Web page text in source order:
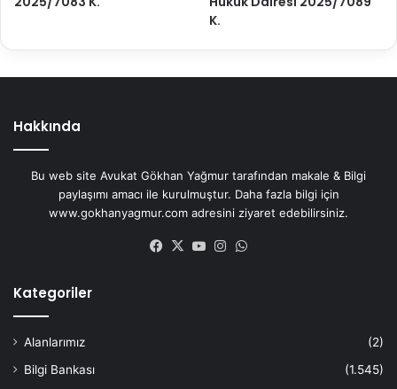
K.
Hakkında
Bu web site Avukat Gökhan Yağmur tarafından makale & Bilgi
paylaşımı amacı ile kurulmuştur. Daha fazla bilgi için
www.gokhanyagmur.com adresini ziyaret edebilirsiniz.
Facebook
X YouTubeInstagram
Kategoriler
Alanlarımız
(2)
Bilgi Bankası
(1.545)